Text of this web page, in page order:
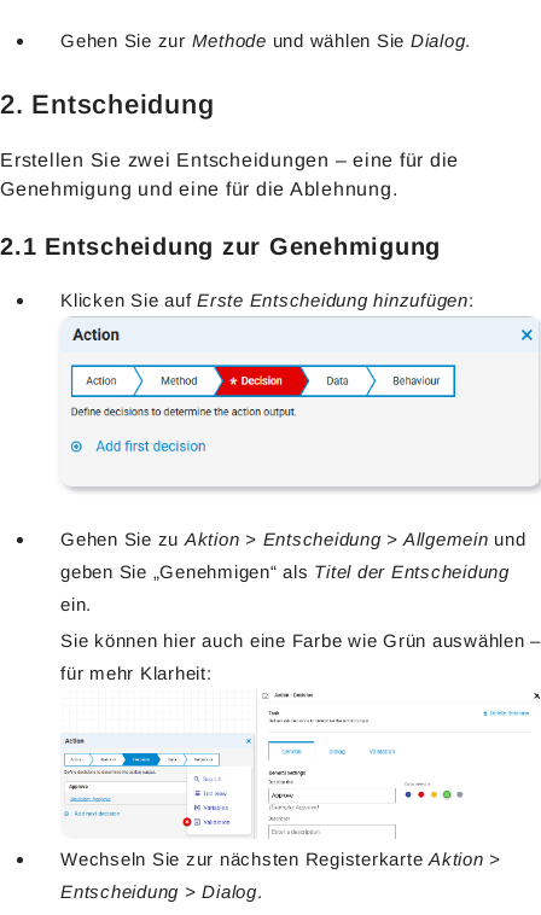
Gehen Sie zur Methode und wählen Sie Dialog.
2. Entscheidung
Erstellen Sie zwei Entscheidungen – eine für die
Genehmigung und eine für die Ablehnung.
2.1 Entscheidung zur Genehmigung
Klicken Sie auf Erste Entscheidung hinzufügen:
Gehen Sie zu Aktion > Entscheidung > Allgemein und
geben Sie „Genehmigen“ als Titel der Entscheidung
ein.
Sie können hier auch eine Farbe wie Grün auswählen –
für mehr Klarheit:
Wechseln Sie zur nächsten Registerkarte Aktion >
Entscheidung > Dialog.